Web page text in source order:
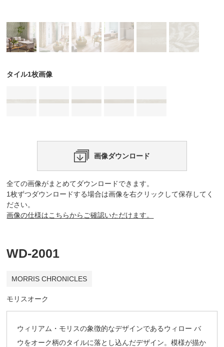
タイル1枚画像
画像ダウンロード
全ての画像がまとめてダウンロードできます。
1枚ずつダウンロードする場合は画像を右クリックして保存してく
ださい。
画像の仕様はこちらからご確認いただけます。
WD-2001
MORRIS CHRONICLES
モリスオーク
ウィリアム・モリスの象徴的なデザインであるウィロー バ
ウをオーク柄のタイルに落とし込んだデザイン。模様が描か